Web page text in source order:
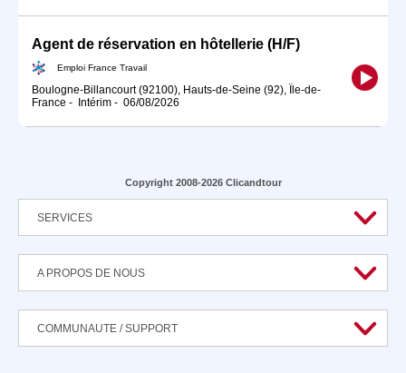
Agent de réservation en hôtellerie (H/F)
Emploi France Travail
Boulogne-Billancourt (92100), Hauts-de-Seine (92), Île-de-
France - Intérim - 06/08/2026
Copyright 2008-2026 Clicandtour
SERVICES
A PROPOS DE NOUS
COMMUNAUTE / SUPPORT